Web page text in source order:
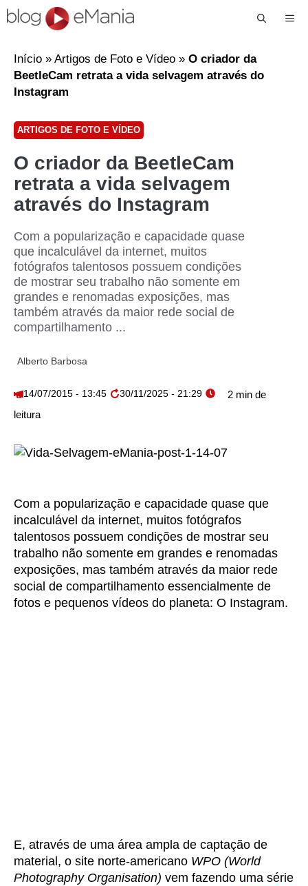
Início » Artigos de Foto e Vídeo » O criador da
BeetleCam retrata a vida selvagem através do
Instagram
ARTIGOS DE FOTO E VÍDEO
O criador da BeetleCam
retrata a vida selvagem
através do Instagram
Com a popularização e capacidade quase
que incalculável da internet, muitos
fotógrafos talentosos possuem condições
de mostrar seu trabalho não somente em
grandes e renomadas exposições, mas
também através da maior rede social de
compartilhamento ...
Alberto Barbosa
14/07/2015 - 13:45 30/11/2025 - 21:29
Com a popularização e capacidade quase que
incalculável da internet, muitos fotógrafos
talentosos possuem condições de mostrar seu
trabalho não somente em grandes e renomadas
exposições, mas também através da maior rede
social de compartilhamento essencialmente de
fotos e pequenos vídeos do planeta: O Instagram.
E, através de uma área ampla de captação de
material, o site norte-americano WPO (World
Photography Organisation) vem fazendo uma série